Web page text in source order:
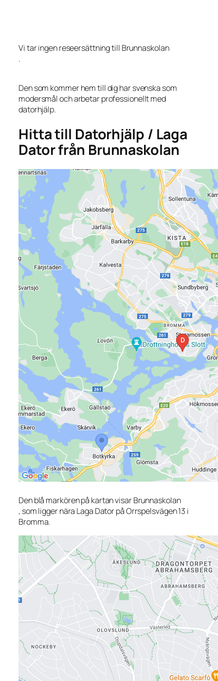
Vi tar ingen reseersättning till Brunnaskolan
.
Den som kommer hem till dig har svenska som
modersmål och arbetar professionellt med
datorhjälp.
Hitta till Datorhjälp / Laga
Dator från Brunnaskolan
Den blå markören på kartan visar Brunnaskolan
, som ligger nära Laga Dator på Orrspelsvägen 13 i
Bromma.